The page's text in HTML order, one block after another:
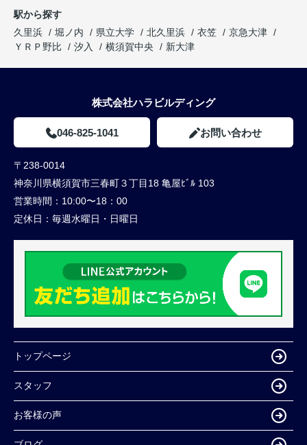
駅から探す
久里浜
堀ノ内 県立大学 北久里浜 衣笠
京急大津
ＹＲＰ野比
汐入 横須賀中央 新大津
株式会社ハラビルディング
046-825-1041 お問い合わせ
〒238-0014
神奈川県横須賀市三春町３丁目18 亀屋ﾋﾞﾙ 103
営業時間： 10:00〜18：00
定休日： 毎週水曜日・日曜日
トップページ
スタッフ
お客様の声